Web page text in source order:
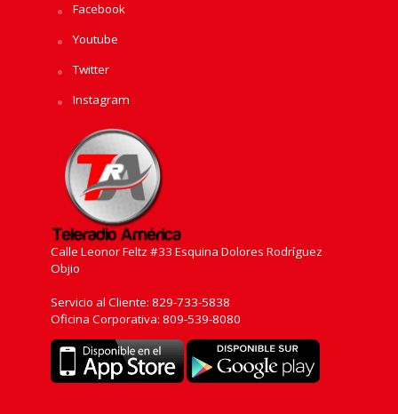
Facebook
Youtube
Twitter
Instagram
Calle Leonor Feltz #33 Esquina Dolores Rodríguez
Objio
Servicio al Cliente: 829-733-5838
Oficina Corporativa: 809-539-8080